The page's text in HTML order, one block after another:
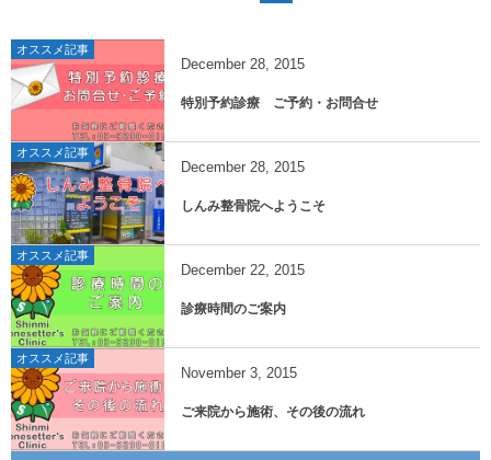
オススメ記事
December 28, 2015
特別予約診療 ご予約・お問合せ
オススメ記事
December 28, 2015
しんみ整骨院へようこそ
オススメ記事
December 22, 2015
診療時間のご案内
オススメ記事
November 3, 2015
ご来院から施術、その後の流れ